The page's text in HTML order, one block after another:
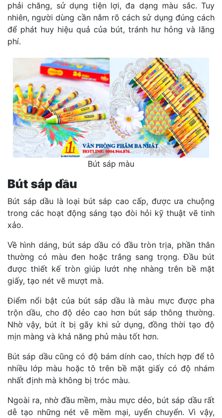
phải chăng, sử dụng tiện lợi, đa dạng màu sắc. Tuy
nhiên, người dùng cần nắm rõ cách sử dụng đúng cách
để phát huy hiệu quả của bút, tránh hư hỏng và lãng
phí.
Bút sáp màu
Bút sáp dầu
Bút sáp dầu là loại bút sáp cao cấp, được ưa chuộng
trong các hoạt động sáng tạo đòi hỏi kỹ thuật vẽ tinh
xảo.
Về hình dáng, bút sáp dầu có đầu tròn trịa, phần thân
thường có màu đen hoặc trắng sang trọng. Đầu bút
được thiết kế tròn giúp lướt nhẹ nhàng trên bề mặt
giấy, tạo nét vẽ mượt mà.
Điểm nổi bật của bút sáp dầu là màu mực được pha
trộn dầu, cho độ dẻo cao hơn bút sáp thông thường.
Nhờ vậy, bút ít bị gãy khi sử dụng, đồng thời tạo độ
mịn màng và khả năng phủ màu tốt hơn.
Bút sáp dầu cũng có độ bám dính cao, thích hợp để tô
nhiều lớp màu hoặc tô trên bề mặt giấy có độ nhám
nhất định mà không bị tróc màu.
Ngoài ra, nhờ đầu mềm, màu mực dẻo, bút sáp dầu rất
dễ tạo những nét vẽ mềm mại, uyển chuyển. Vì vậy,